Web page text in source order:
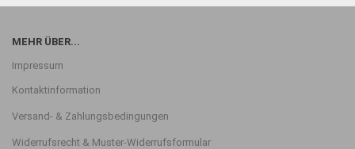
MEHR ÜBER...
Impressum
Kontaktinformation
Versand- & Zahlungsbedingungen
Widerrufsrecht & Muster-Widerrufsformular